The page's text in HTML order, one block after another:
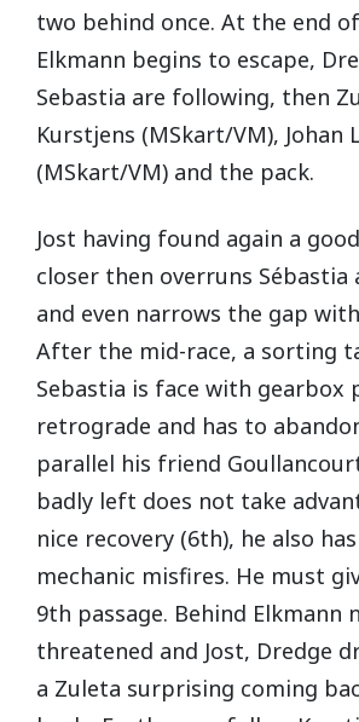
two behind once. At the end
Elkmann begins to escape,
Sebastia are following, then
Kurstjens (MSkart/VM), Johan
(MSkart/VM) and the pack.
Jost having found again a
closer then overruns Sébastia
and even narrows the gap
After the mid-race, a sorting
Sebastia is face with gearbox
retrograde and has to
parallel his friend
badly left does not take
nice recovery (6th), he also
mechanic misfires. He must
9th passage. Behind Elkmann
threatened and Jost, Dredge
a Zuleta surprising coming